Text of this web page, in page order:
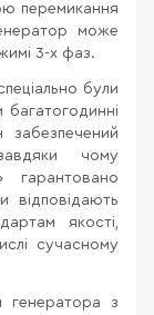
перемикання
може
3-х фаз.
були
забезпечений
чому
відповідають
якості,
сучасному
генератора з